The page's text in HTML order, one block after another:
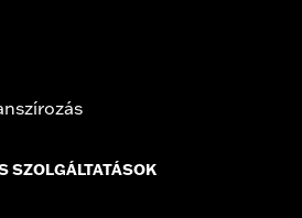
SZOLGÁLTATÁSOK